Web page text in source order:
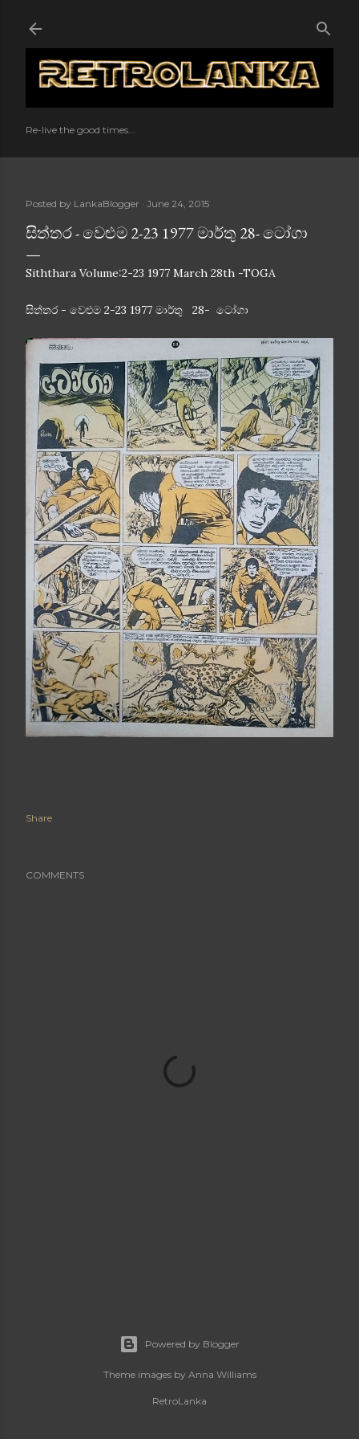
Re-live the good times...
Posted by LankaBlogger June 24, 2015
සිත්තර - වෙළුම 2-23 1977 මාර්තු 28- ටෝගා
Siththara Volume:2-23 1977 March 28th -TOGA
සිත්තර - වෙළුම 2-23 1977 මාර්තු 28- ටෝගා
Share
COMMENTS
Powered by Blogger
Theme images by Anna Williams
RetroLanka